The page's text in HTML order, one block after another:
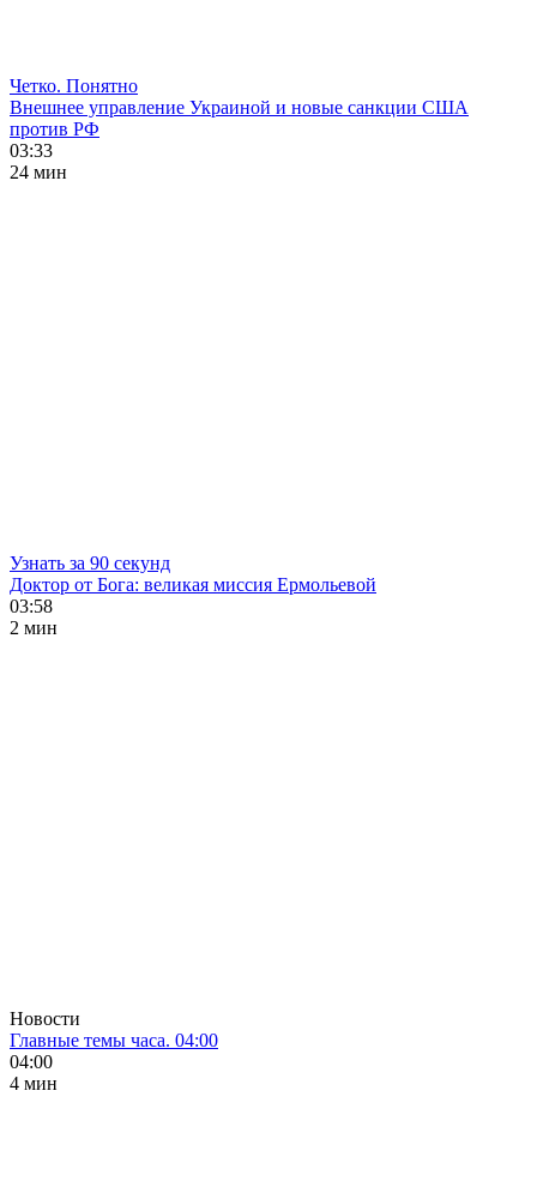
Четко. Понятно
Внешнее управление Украиной и новые санкции США
против РФ
03:33
24 мин
Узнать за 90 секунд
Доктор от Бога: великая миссия Ермольевой
03:58
2 мин
Новости
Главные темы часа. 04:00
04:00
4 мин